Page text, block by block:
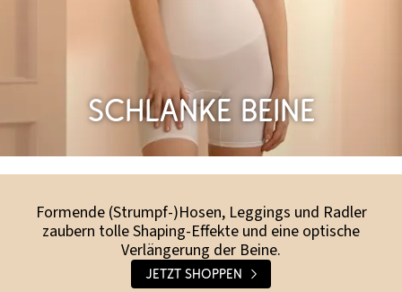
Schlanke Beine
Formende (Strumpf-)Hosen, Leggings und Radler
zaubern tolle Shaping-Effekte und eine optische
Verlängerung der Beine.
Jetzt shoppen